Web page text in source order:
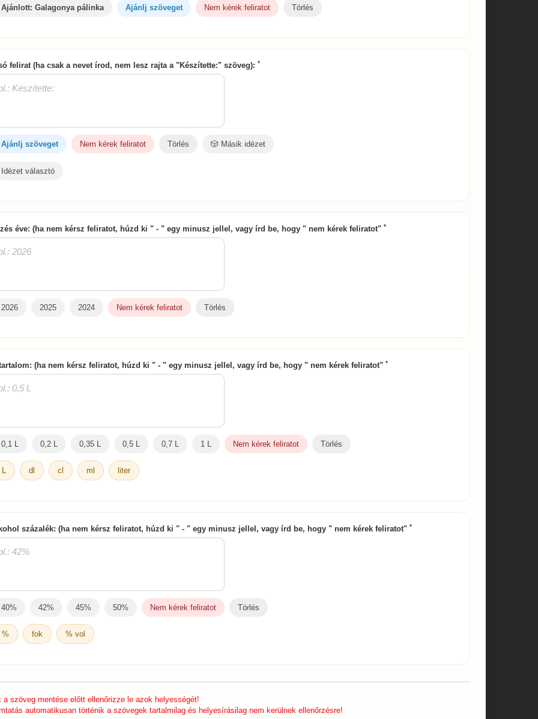
Ajánlott: Galagonya pálinka Ajánlj szöveget Nem kérek feliratot Törlés
felirat (ha csak a nevet írod, nem lesz rajta a "Készítette:" szöveg): *
Ajánlj szöveget Nem kérek feliratot Törlés 🎲 Másik idézet
Idézet választó
éve: (ha nem kérsz feliratot, húzd ki " - " egy minusz jellel, vagy írd be, hogy " nem kérek feliratot" *
2026 2025 2024 Nem kérek feliratot Törlés
(ha nem kérsz feliratot, húzd ki " - " egy minusz jellel, vagy írd be, hogy " nem kérek feliratot" *
0,1 L 0,2 L 0,35 L 0,5 L 0,7 L 1 L Nem kérek feliratot Törlés
L dl cl ml liter
százalék: (ha nem kérsz feliratot, húzd ki " - " egy minusz jellel, vagy írd be, hogy " nem kérek feliratot" *
40% 42% 45% 50% Nem kérek feliratot Törlés
% fok % vol
a szöveg mentése előtt ellenőrizze le azok helyességét!
automatikusan történik a szövegek tartalmilag és helyesírásilag nem kerülnek ellenőrzésre!